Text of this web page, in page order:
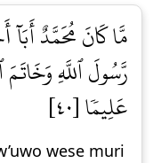
مَّا كَانَ مُحَمَّدٌ
رَّسُولَ ٱللَّهِ
عَلِيمٗا [٤٠]
wese muri